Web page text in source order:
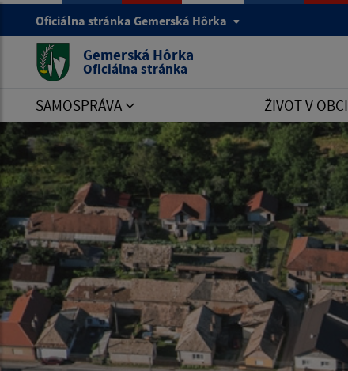
Oficiálna stránka Gemerská Hôrka
Gemerská Hôrka
Oficiálna stránka
SAMOSPRÁVA ŽIVOT V OBCI